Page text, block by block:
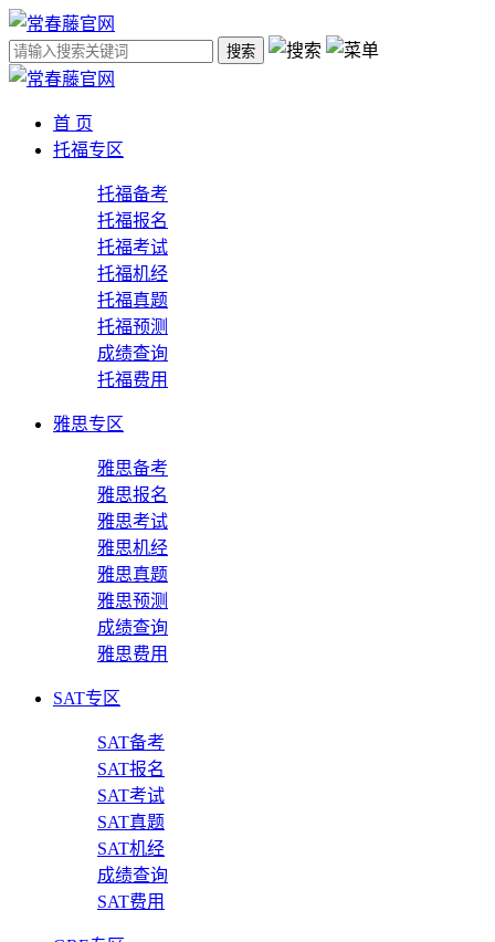
搜索
首 页
托福专区
托福备考
托福报名
托福考试
托福机经
托福真题
托福预测
成绩查询
托福费用
雅思专区
雅思备考
雅思报名
雅思考试
雅思机经
雅思真题
雅思预测
成绩查询
雅思费用
SAT专区
SAT备考
SAT报名
SAT考试
SAT真题
SAT机经
成绩查询
SAT费用